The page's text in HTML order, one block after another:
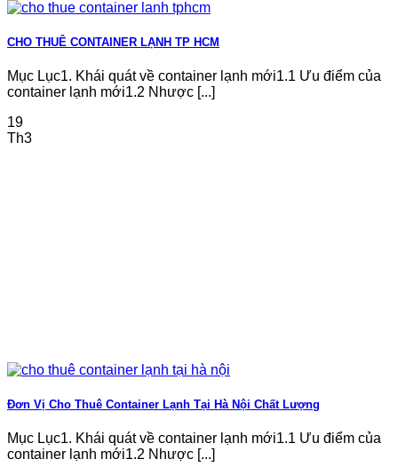
CHO THUÊ CONTAINER LẠNH TP HCM
Mục Lục1. Khái quát về container lạnh mới1.1 Ưu điểm của
container lạnh mới1.2 Nhược [...]
19
Th3
Đơn Vị Cho Thuê Container Lạnh Tại Hà Nội Chất Lượng
Mục Lục1. Khái quát về container lạnh mới1.1 Ưu điểm của
container lạnh mới1.2 Nhược [...]